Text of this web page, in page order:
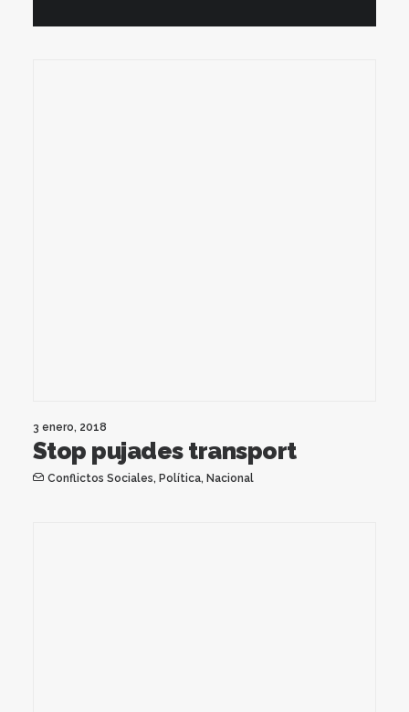
3 enero, 2018
Stop pujades transport
Conflictos Sociales, Política, Nacional